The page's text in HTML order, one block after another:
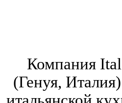
Компания
(Генуя,